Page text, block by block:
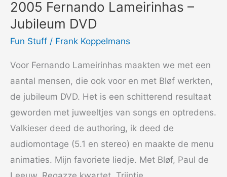
2005 Fernando Lameirinhas –
Jubileum DVD
Fun Stuff / Frank Koppelmans
Voor Fernando Lameirinhas maakten we met een
aantal mensen, die ook voor en met Bløf werkten,
de jubileum DVD. Het is een schitterend resultaat
geworden met juweeltjes van songs en optredens.
Valkieser deed de authoring, ik deed de
audiomontage (5.1 en stereo) en maakte de menu
animaties. Mijn favoriete liedje. Met Bløf, Paul de